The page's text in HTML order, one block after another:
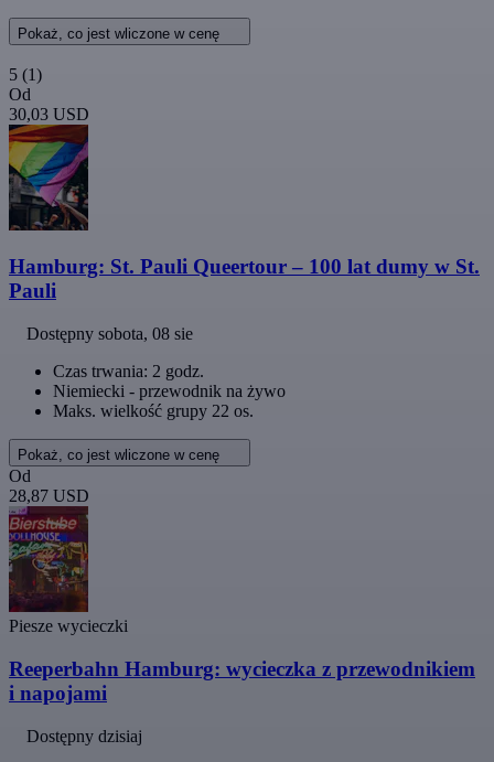
Pokaż, co jest wliczone w cenę
5 (1)
Od
30,03 USD
Hamburg: St. Pauli Queertour – 100 lat dumy w St.
Pauli
Dostępny sobota, 08 sie
Czas trwania: 2 godz.
Niemiecki - przewodnik na żywo
Maks. wielkość grupy 22 os.
Pokaż, co jest wliczone w cenę
Od
28,87 USD
Piesze wycieczki
Reeperbahn Hamburg: wycieczka z przewodnikiem
i napojami
Dostępny dzisiaj